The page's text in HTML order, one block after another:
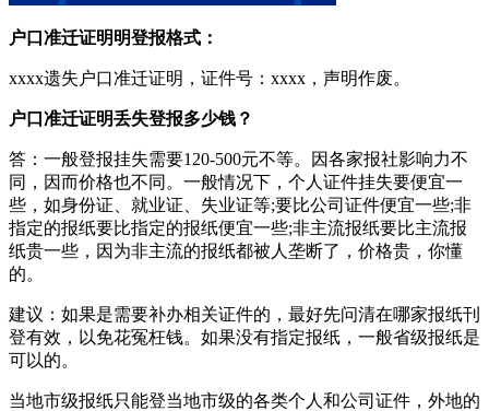
户口准迁证明明登报格式：
xxxx遗失户口准迁证明，证件号：xxxx，声明作废。
户口准迁证明丢失登报多少钱？
答：一般登报挂失需要120-500元不等。因各家报社影响力不
同，因而价格也不同。一般情况下，个人证件挂失要便宜一
些，如身份证、就业证、失业证等;要比公司证件便宜一些;非
指定的报纸要比指定的报纸便宜一些;非主流报纸要比主流报
纸贵一些，因为非主流的报纸都被人垄断了，价格贵，你懂
的。
建议：如果是需要补办相关证件的，最好先问清在哪家报纸刊
登有效，以免花冤枉钱。如果没有指定报纸，一般省级报纸是
可以的。
当地市级报纸只能登当地市级的各类个人和公司证件，外地的